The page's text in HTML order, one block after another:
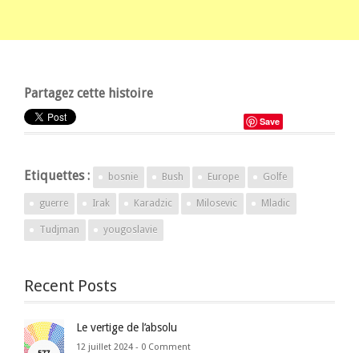
Partagez cette histoire
Save
Etiquettes : bosnie Bush Europe Golfe
guerre Irak Karadzic Milosevic Mladic
Tudjman yougoslavie
Recent Posts
Le vertige de l’absolu
12 juillet 2024 - 0 Comment